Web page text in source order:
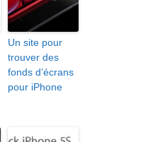
Un site pour
trouver des
fonds d’écrans
pour iPhone